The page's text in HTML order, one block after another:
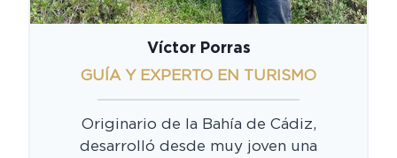
Víctor Porras
GUÍA Y EXPERTO EN TURISMO
Originario de la Bahía de Cádiz,
desarrolló desde muy joven una